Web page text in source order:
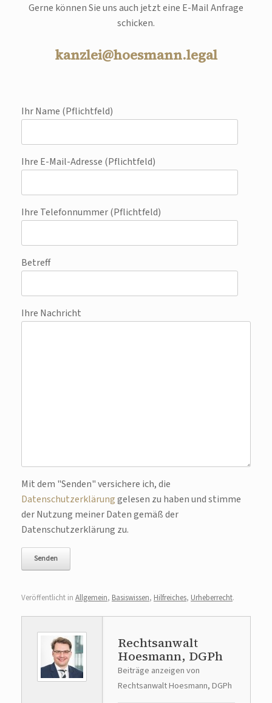
Gerne können Sie uns auch jetzt eine E-Mail Anfrage
schicken.
kanzlei@hoesmann.legal
Ihr Name (Pflichtfeld)
Ihre E-Mail-Adresse (Pflichtfeld)
Ihre Telefonnummer (Pflichtfeld)
Betreff
Ihre Nachricht
Bitte lasse dieses Feld leer.
Mit dem "Senden" versichere ich, die
Datenschutzerklärunggelesen zu haben und stimme
der Nutzung meiner Daten gemäß der
Datenschutzerklärung zu.
Veröffentlicht in Allgemein, Basiswissen, Hilfreiches, Urheberrecht.
Rechtsanwalt
Hoesmann, DGPh
Beiträge anzeigen von
Rechtsanwalt Hoesmann, DGPh